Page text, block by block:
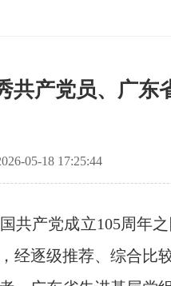
共产党员、广
05-18 17:25:44
产党成立105周年之
经逐级推荐、综合比